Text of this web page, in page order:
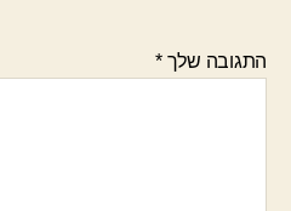
התגובה שלך*